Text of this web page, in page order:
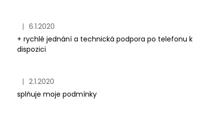
Hodnocení obchodu je 5 z 5 hvězdiček.
| 6.1.2020
+ rychlé jednání a technická podpora po telefonu k
dispozici
Hodnocení obchodu je 5 z 5 hvězdiček.
| 2.1.2020
splňuje moje podmínky